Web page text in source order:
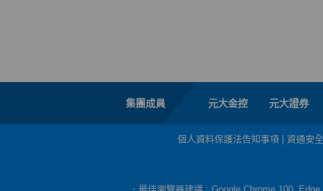
集團成員 元大金控 元大證券
個人資料保護法告知事項 資通安全